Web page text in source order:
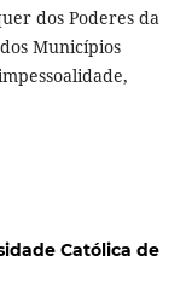
dos Poderes da
Municípios
Católica de